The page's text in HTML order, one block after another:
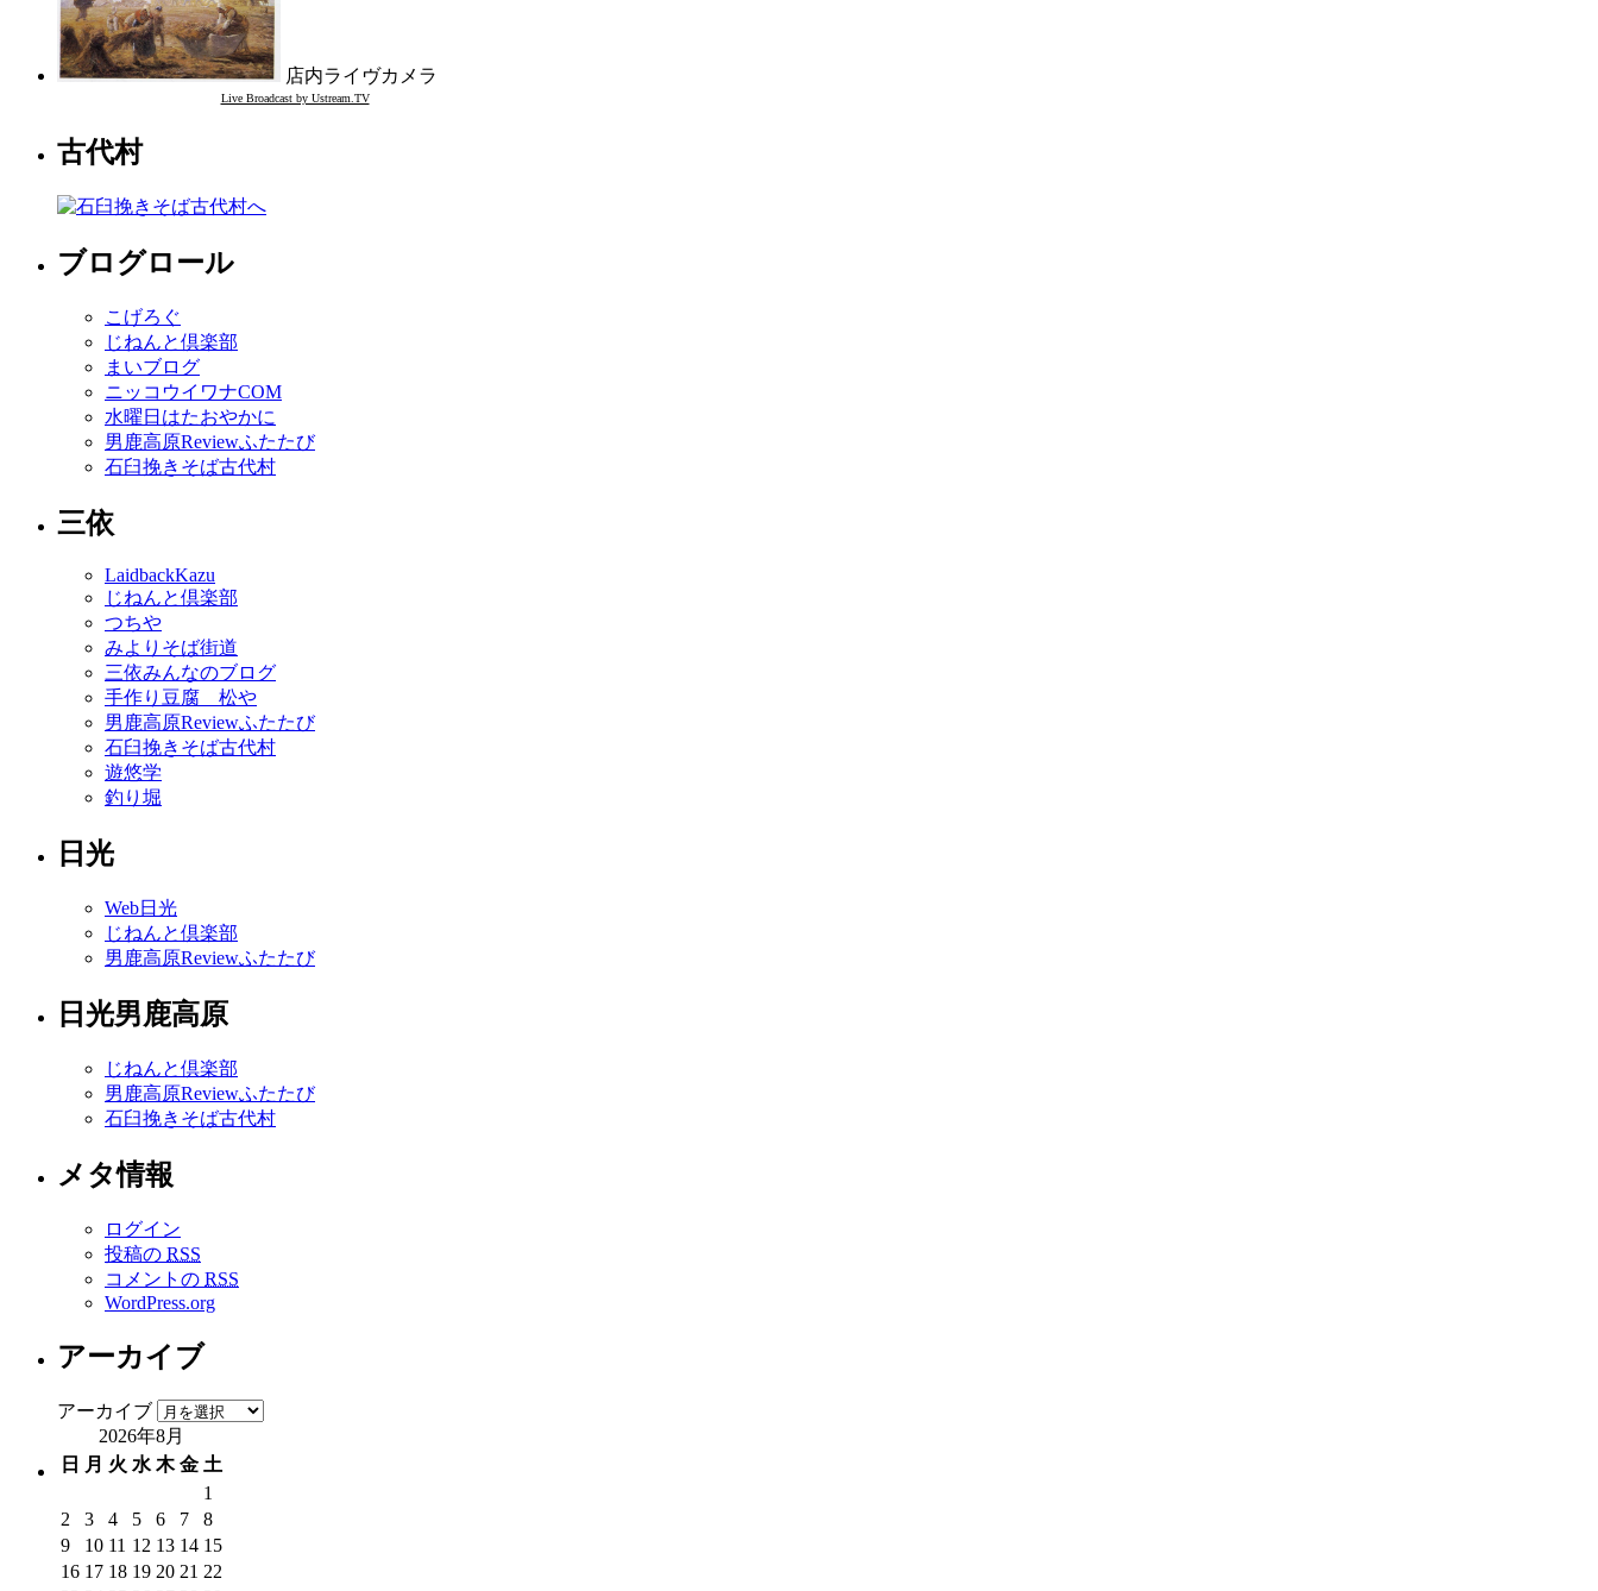
店内ライヴカメラ
Live Broadcast by Ustream.TV
古代村
ブログロール
こげろぐ
じねんと倶楽部
まいブログ
ニッコウイワナCOM
水曜日はたおやかに
男鹿高原Reviewふたたび
石臼挽きそば古代村
三依
LaidbackKazu
じねんと倶楽部
つちや
みよりそば街道
三依みんなのブログ
手作り豆腐 松や
男鹿高原Reviewふたたび
石臼挽きそば古代村
遊悠学
釣り堀
日光
Web日光
じねんと倶楽部
男鹿高原Reviewふたたび
日光男鹿高原
じねんと倶楽部
男鹿高原Reviewふたたび
石臼挽きそば古代村
メタ情報
ログイン
投稿の RSS
コメントの RSS
WordPress.org
アーカイブ
アーカイブ
2026年8月
日
月 火 水 木 金 土
1
2
3 4 5 6 7
8
9
10 11 12 13 14 15
16 17 18 19 20 21 22